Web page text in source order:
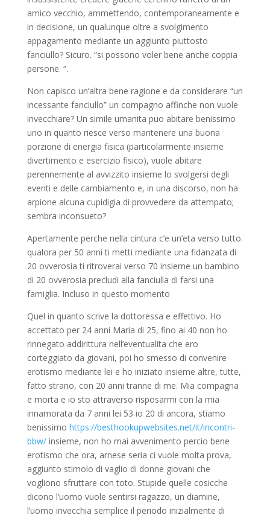
amico vecchio, ammettendo, contemporaneamente e
in decisione, un qualunque oltre a svolgimento
appagamento mediante un aggiunto piuttosto
fanciullo? Sicuro. “si possono voler bene anche coppia
persone. “.
Non capisco un’altra bene ragione e da considerare “un
incessante fanciullo” un compagno affinche non vuole
invecchiare? Un simile umanita puo abitare benissimo
uno in quanto riesce verso mantenere una buona
porzione di energia fisica (particolarmente insieme
divertimento e esercizio fisico), vuole abitare
perennemente al avvizzito insieme lo svolgersi degli
eventi e delle cambiamento e, in una discorso, non ha
arpione alcuna cupidigia di provvedere da attempato;
sembra inconsueto?
Apertamente perche nella cintura c’e un’eta verso tutto.
qualora per 50 anni ti metti mediante una fidanzata di
20 ovverosia ti ritroverai verso 70 insieme un bambino
di 20 ovverosia precludi alla fanciulla di farsi una
famiglia. Incluso in questo momento
Quel in quanto scrive la dottoressa e effettivo. Ho
accettato per 24 anni Maria di 25, fino ai 40 non ho
rinnegato addirittura nell’eventualita che ero
corteggiato da giovani, poi ho smesso di convenire
erotismo mediante lei e ho iniziato insieme altre, tutte,
fatto strano, con 20 anni tranne di me. Mia compagna
e morta e io sto attraverso risposarmi con la mia
innamorata da 7 anni lei 53 io 20 di ancora, stiamo
benissimo https://besthookupwebsites.net/it/incontri-
bbw/insieme, non ho mai avvenimento percio bene
erotismo che ora, arnese seria ci vuole molta prova,
aggiunto stimolo di vaglio di donne giovani che
vogliono sfruttare con toto. Stupide quelle cosicche
dicono l’uomo vuole sentirsi ragazzo, un diamine,
l’uomo invecchia semplice il periodo inizialmente di